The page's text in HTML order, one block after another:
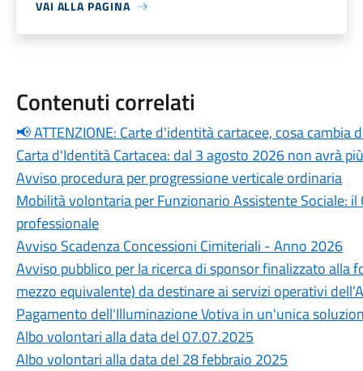
VAI ALLA PAGINA
Contenuti correlati
📢 ATTENZIONE: Carte d'identità cartacee, cosa cambia
Carta d'Identità Cartacea: dal 3 agosto 2026 non avrà
Avviso procedura per progressione verticale ordinaria
Mobilità volontaria per Funzionario Assistente Sociale:
professionale
Avviso Scadenza Concessioni Cimiteriali - Anno 2026
Avviso pubblico per la ricerca di sponsor finalizzato alla
mezzo equivalente) da destinare ai servizi operativi
Pagamento dell'Illuminazione Votiva in un'unica
Albo volontari alla data del 07.07.2025
Albo volontari alla data del 28 febbraio 2025